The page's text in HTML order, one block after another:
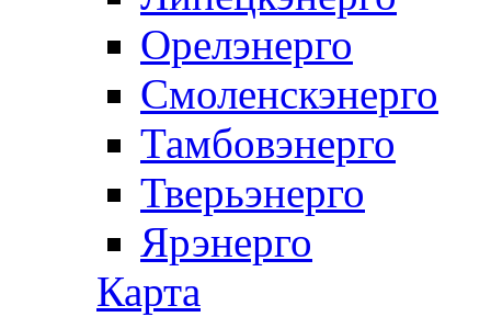
Орелэнерго
Смоленскэнерго
Тамбовэнерго
Тверьэнерго
Ярэнерго
Карта